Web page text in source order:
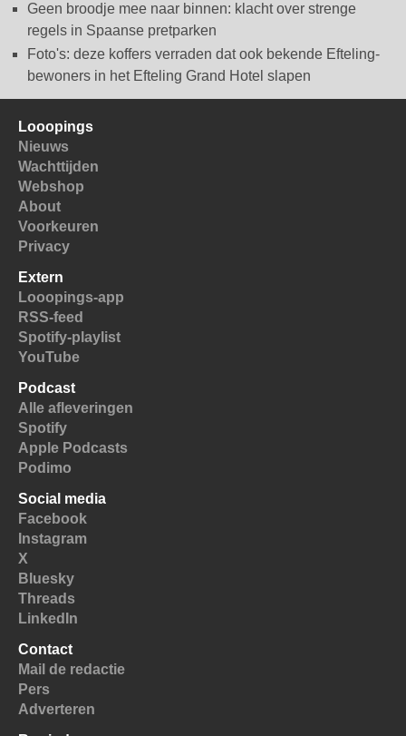
Geen broodje mee naar binnen: klacht over strenge
regels in Spaanse pretparken
Foto's: deze koffers verraden dat ook bekende Efteling-
bewoners in het Efteling Grand Hotel slapen
Looopings
Nieuws
Wachttijden
Webshop
About
Voorkeuren
Privacy
Extern
Looopings-app
RSS-feed
Spotify-playlist
YouTube
Podcast
Alle afleveringen
Spotify
Apple Podcasts
Podimo
Social media
Facebook
Instagram
X
Bluesky
Threads
LinkedIn
Contact
Mail de redactie
Pers
Adverteren